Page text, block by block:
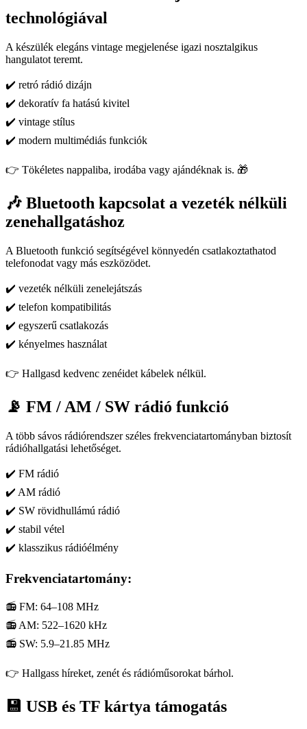
technológiával
A készülék elegáns vintage megjelenése igazi nosztalgikus
hangulatot teremt.
✔️ retró rádió dizájn
✔️ dekoratív fa hatású kivitel
✔️ vintage stílus
✔️ modern multimédiás funkciók
👉 Tökéletes nappaliba, irodába vagy ajándéknak is. 🎁
🎶 Bluetooth kapcsolat a vezeték nélküli
zenehallgatáshoz
A Bluetooth funkció segítségével könnyedén csatlakoztathatod
telefonodat vagy más eszközödet.
✔️ vezeték nélküli zenelejátszás
✔️ telefon kompatibilitás
✔️ egyszerű csatlakozás
✔️ kényelmes használat
👉 Hallgasd kedvenc zenéidet kábelek nélkül.
📡 FM / AM / SW rádió funkció
A több sávos rádiórendszer széles frekvenciatartományban biztosít
rádióhallgatási lehetőséget.
✔️ FM rádió
✔️ AM rádió
✔️ SW rövidhullámú rádió
✔️ stabil vétel
✔️ klasszikus rádióélmény
Frekvenciatartomány:
📻 FM: 64–108 MHz
📻 AM: 522–1620 kHz
📻 SW: 5.9–21.85 MHz
👉 Hallgass híreket, zenét és rádióműsorokat bárhol.
💾 USB és TF kártya támogatás